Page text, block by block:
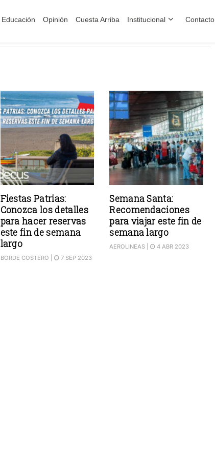
Educación Opinión Cuesta Arriba Institucional Contacto
Fiestas Patrias:
Conozca los detalles
para hacer reservas
este fin de semana
largo
BORDE COSTERO 7 SEP 2023
Semana Santa:
Recomendaciones
para viajar este fin de
semana largo
AEROLINEAS | 4 ABR 2023